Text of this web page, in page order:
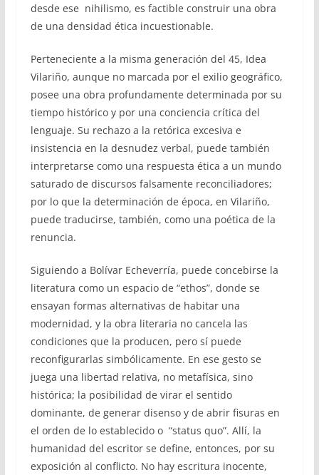
desde ese nihilismo, es factible construir una obra
de una densidad ética incuestionable.
Perteneciente a la misma generación del 45, Idea
Vilariño, aunque no marcada por el exilio geográfico,
posee una obra profundamente determinada por su
tiempo histórico y por una conciencia crítica del
lenguaje. Su rechazo a la retórica excesiva e
insistencia en la desnudez verbal, puede también
interpretarse como una respuesta ética a un mundo
saturado de discursos falsamente reconciliadores;
por lo que la determinación de época, en Vilariño,
puede traducirse, también, como una poética de la
renuncia.
Siguiendo a Bolívar Echeverría, puede concebirse la
literatura como un espacio de “ethos”, donde se
ensayan formas alternativas de habitar una
modernidad, y la obra literaria no cancela las
condiciones que la producen, pero sí puede
reconfigurarlas simbólicamente. En ese gesto se
juega una libertad relativa, no metafísica, sino
histórica; la posibilidad de virar el sentido
dominante, de generar disenso y de abrir fisuras en
el orden de lo establecido o “status quo”. Allí, la
humanidad del escritor se define, entonces, por su
exposición al conflicto. No hay escritura inocente,